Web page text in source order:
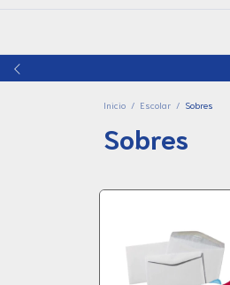
Inicio / Escolar / Sobres
Sobres